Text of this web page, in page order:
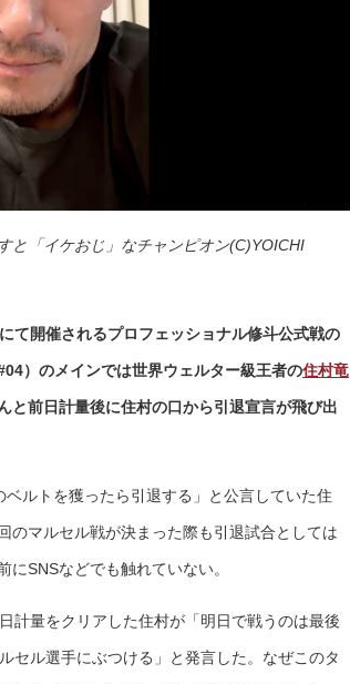
と「イケおじ」なチャンピオン(C)YOICHI
て開催されるプロフェッショナル修斗公式戦の
）のメインでは世界ウェルター級王者の住村竜
と前日計量後に住村の口から引退宣言が飛び出
ルトを獲ったら引退する」と公言していた住
のマルセル戦が決まった際も引退試合としては
SNSなどでも触れていない。
計量をクリアした住村が「明日で戦うのは最後
セル選手にぶつける」と発言した。なぜこのタ